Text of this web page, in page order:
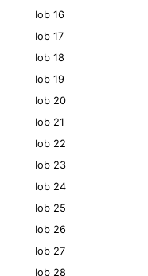
Iob 16
Iob 17
Iob 18
Iob 19
Iob 20
Iob 21
Iob 22
Iob 23
Iob 24
Iob 25
Iob 26
Iob 27
Iob 28